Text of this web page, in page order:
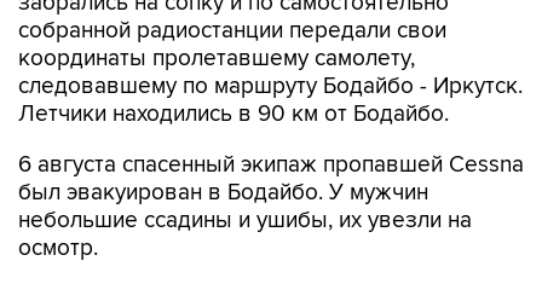
собранной радиостанции передали свои
координаты пролетавшему самолету,
следовавшему по маршруту Бодайбо - Иркутск.
Летчики находились в 90 км от Бодайбо.
6 августа спасенный экипаж пропавшей Cessna
был эвакуирован в Бодайбо. У мужчин
небольшие ссадины и ушибы, их увезли на
осмотр.